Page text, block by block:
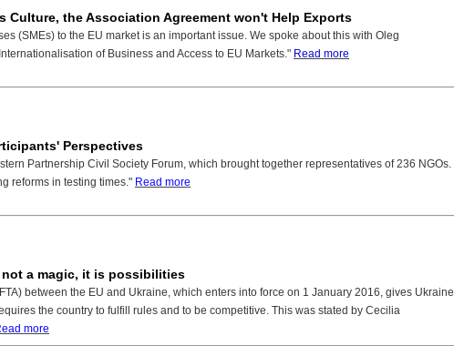
Culture, the Association Agreement won't Help Exports
(SMEs) to the EU market is an important issue. We spoke about this with Oleg
of Business and Access to EU Markets." Read more
Perspectives
Partnership Civil Society Forum, which brought together representatives of 236 NGOs.
reforms in testing times." Read more
not a magic, it is possibilities
between the EU and Ukraine, which enters into force on 1 January 2016, gives Ukraine
the country to fulfill rules and to be competitive. This was stated by Cecilia
more